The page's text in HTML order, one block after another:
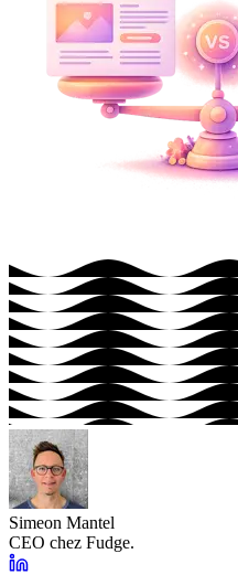
Simeon Mantel
CEO chez Fudge.